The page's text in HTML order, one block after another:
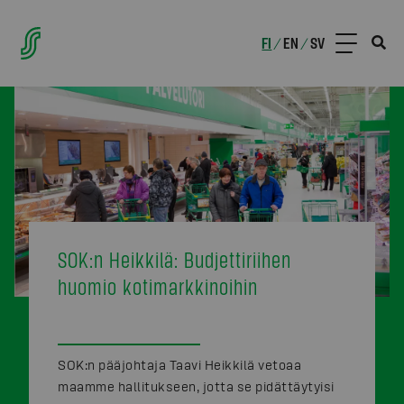
FI /EN /SV
SOK:n Heikkilä: Budjettiriihen
huomio kotimarkkinoihin
SOK:n pääjohtaja Taavi Heikkilä vetoaa
maamme hallitukseen, jotta se pidättäytyisi